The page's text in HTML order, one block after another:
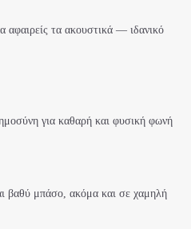
αφαιρείς τα ακουστικά — ιδανικό
για καθαρή και φυσική φωνή
βαθύ μπάσο, ακόμα και σε χαμηλή